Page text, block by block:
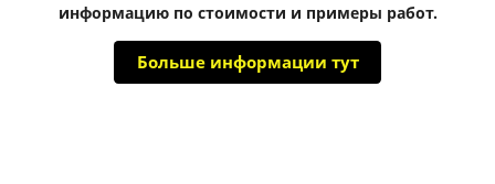
информацию по стоимости и примеры работ.
Больше информации тут